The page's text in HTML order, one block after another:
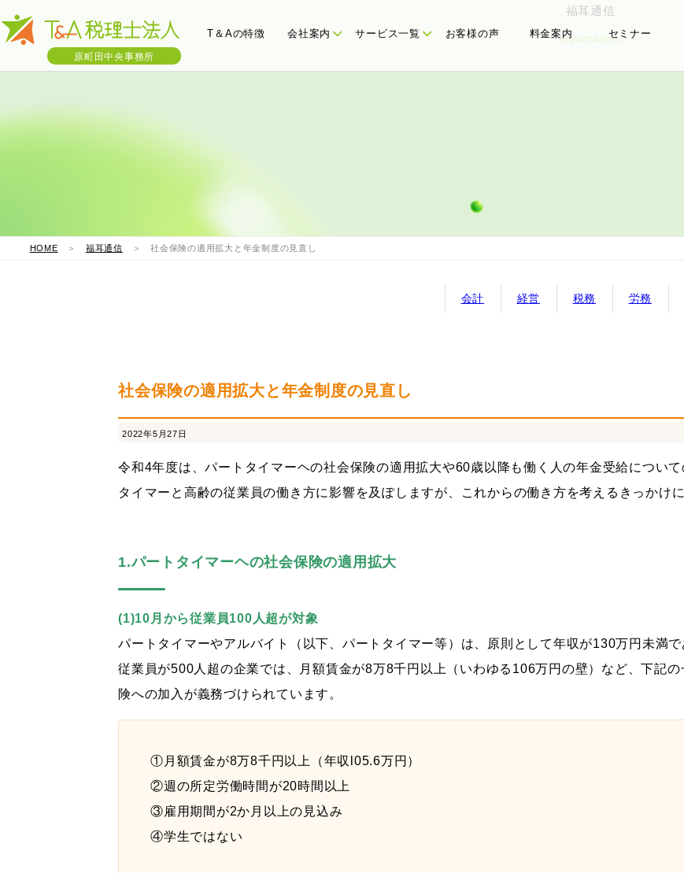
原町田中央事務所
T＆Aの特徴 会社案内
採用情報 社内近況報告
サービス一覧
経営革新支援
お客様の声 料金案内 セミナー
福耳通信
miyachannel
HOME ＞ 福耳通信 ＞ 社会保険の適用拡大と年金制度の見直し
会計 経営 税務 労務
社会保険の適用拡大と年金制度の見直し
2022年5月27日
令和4年度は、パートタイマーヘの社会保険の適用拡大や60歳以降も働く人の年金受給につい
タイマーと高齢の従業員の働き方に影響を及ぽしますが、これからの働き方を考えるきっかけに
1.パートタイマーヘの社会保険の適用拡大
(1)10月から従業員100人超が対象
パートタイマーやアルバイト（以下、パートタイマー等）は、原則として年収が130万円未満
従業員が500人超の企業では、月額賃金が8万8千円以上（いわゆる106万円の壁）など、下記
険への加入が義務づけられています。
①月額賃金が8万8千円以上（年収l05.6万円）
②週の所定労働時間が20時間以上
③雇用期間が2か月以上の見込み
④学生ではない